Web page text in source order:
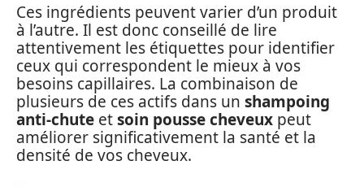
Ces ingrédients peuvent varier d’un produit
à l’autre. Il est donc conseillé de lire
attentivement les étiquettes pour identifier
ceux qui correspondent le mieux à vos
besoins capillaires. La combinaison de
plusieurs de ces actifs dans un shampoing
anti-chute etsoin pousse cheveux peut
améliorer significativement la santé et la
densité de vos cheveux.